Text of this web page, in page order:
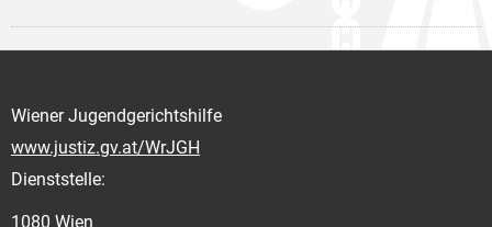
Wiener Jugendgerichtshilfe
www.justiz.gv.at/WrJGH
Dienststelle:
1080 Wien